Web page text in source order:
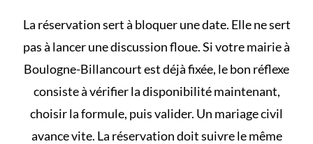
La réservation sert à bloquer une date. Elle ne sert
pas à lancer une discussion floue. Si votre mairie à
Boulogne-Billancourt est déjà fixée, le bon réflexe
consiste à vérifier la disponibilité maintenant,
choisir la formule, puis valider. Un mariage civil
avance vite. La réservation doit suivre le même